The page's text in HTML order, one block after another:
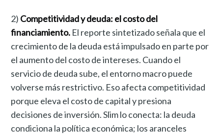
2) Competitividad y deuda: el costo del
financiamiento. El reporte sintetizado señala que el
crecimiento de la deuda está impulsado en parte por
el aumento del costo de intereses. Cuando el
servicio de deuda sube, el entorno macro puede
volverse más restrictivo. Eso afecta competitividad
porque eleva el costo de capital y presiona
decisiones de inversión. Slim lo conecta: la deuda
condiciona la política económica; los aranceles